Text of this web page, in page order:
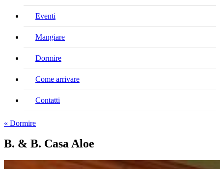
Eventi
Mangiare
Dormire
Come arrivare
Contatti
« Dormire
B. & B. Casa Aloe